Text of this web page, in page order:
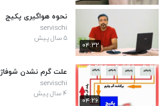
۰۴:۳۲
نحوه هواگیری پکیج
servischi
۵ سال پیش
۰۴:۲۶
علت گرم نشدن شوفاژ
servischi
۴ سال پیش